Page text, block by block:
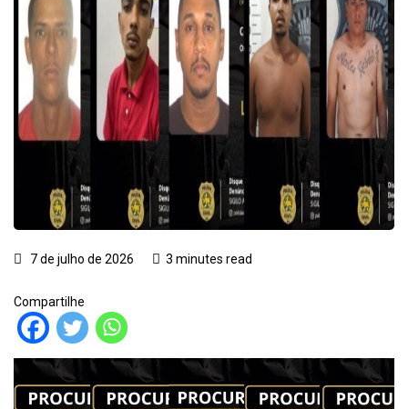
7 de julho de 2026 3 minutes read
Compartilhe